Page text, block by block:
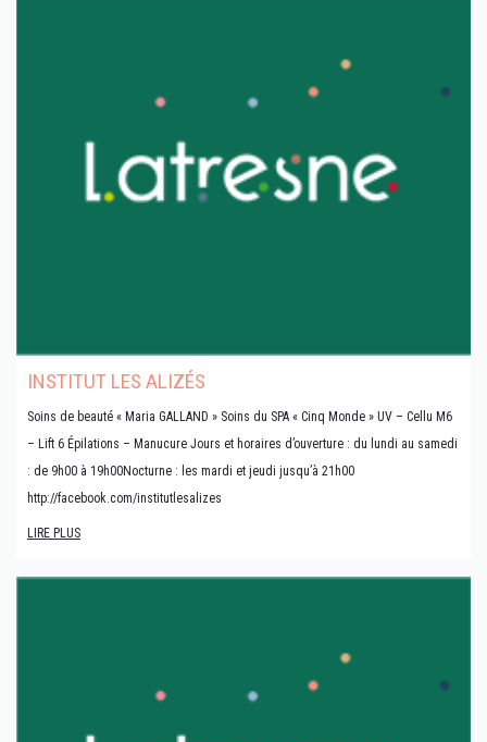
INSTITUT LES ALIZÉS
Soins de beauté « Maria GALLAND » Soins du SPA « Cinq Monde » UV – Cellu M6
– Lift 6 Épilations – Manucure Jours et horaires d’ouverture : du lundi au samedi
: de 9h00 à 19h00Nocturne : les mardi et jeudi jusqu’à 21h00
http://facebook.com/institutlesalizes
LIRE PLUS